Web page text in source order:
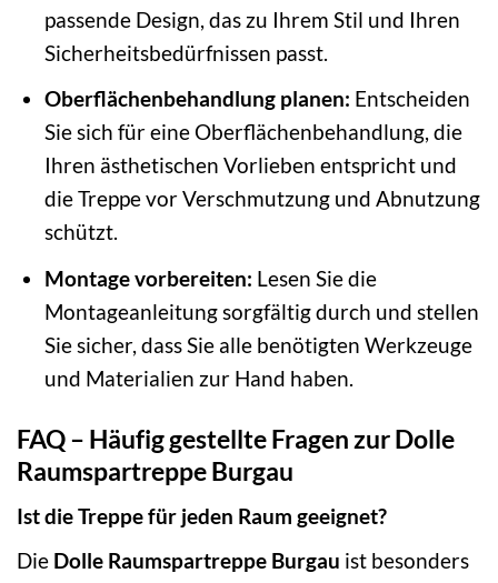
passende Design, das zu Ihrem Stil und Ihren
Sicherheitsbedürfnissen passt.
Oberflächenbehandlung planen: Entscheiden
Sie sich für eine Oberflächenbehandlung, die
Ihren ästhetischen Vorlieben entspricht und
die Treppe vor Verschmutzung und Abnutzung
schützt.
Montage vorbereiten: Lesen Sie die
Montageanleitung sorgfältig durch und stellen
Sie sicher, dass Sie alle benötigten Werkzeuge
und Materialien zur Hand haben.
FAQ – Häufig gestellte Fragen zur Dolle
Raumspartreppe Burgau
Ist die Treppe für jeden Raum geeignet?
Die Dolle Raumspartreppe Burgau ist besonders